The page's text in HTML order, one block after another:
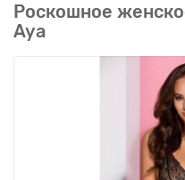
Роскошное
Aya